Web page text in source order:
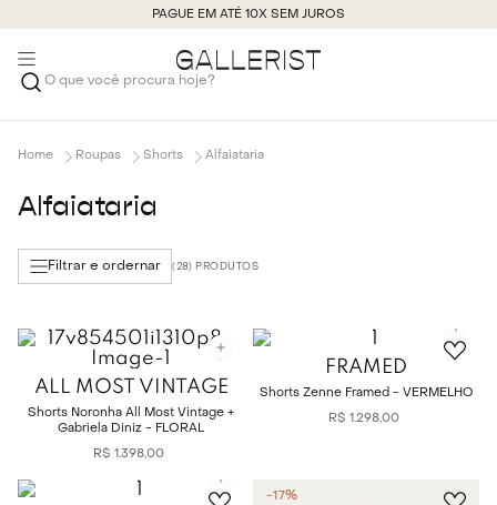
PAGUE EM ATÉ 10X SEM JUROS
O que você procura hoje?
Roupas Shorts Alfaiataria
Alfaiataria
Filtrar e ordernar 28
ALL MOST VINTAGE
Shorts Noronha All Most Vintage +
Gabriela Diniz - FLORAL
R$ 1.398,00
FRAMED
Shorts Zenne Framed - VERMELHO
R$ 1.298,00
-17%